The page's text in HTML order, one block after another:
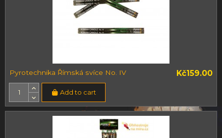
Pyrotechnika Římská svíce No. IV Kč159.00
Add to cart